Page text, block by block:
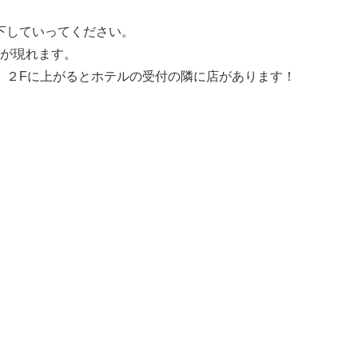
ていってください。
現れます。
Fに上がるとホテルの受付の隣に店があります！